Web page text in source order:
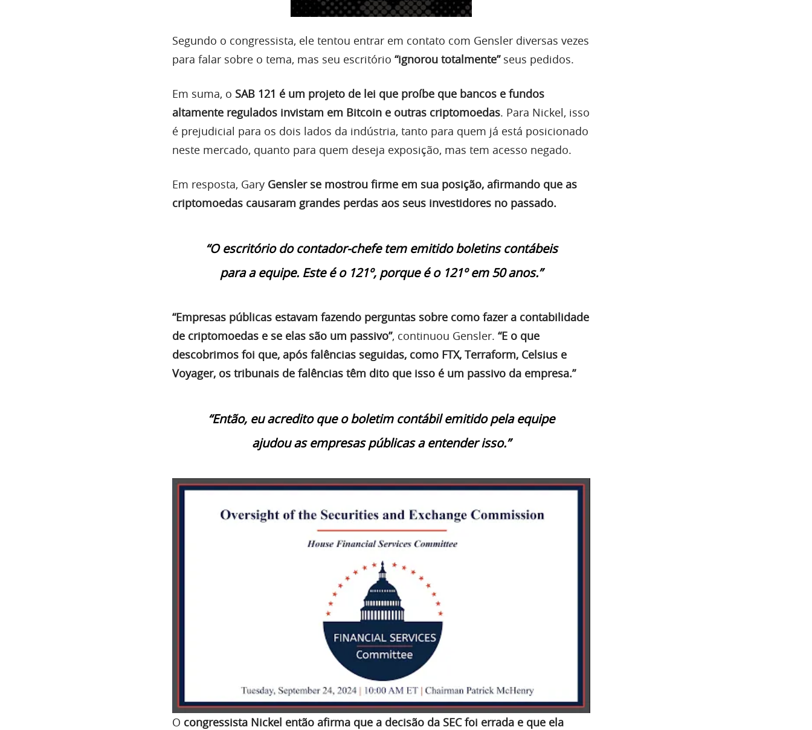
Segundo o congressista, ele tentou entrar em contato com Gensler diversas vezes
para falar sobre o tema, mas seu escritório “ignorou totalmente”seus pedidos.
Em suma, o SAB 121 é um projeto de lei que proíbe que bancos e fundos
altamente regulados invistam em Bitcoin e outras criptomoedas. Para Nickel, isso
é prejudicial para os dois lados da indústria, tanto para quem já está posicionado
neste mercado, quanto para quem deseja exposição, mas tem acesso negado.
Em resposta, Gary Gensler se mostrou firme em sua posição, afirmando que as
criptomoedas causaram grandes perdas aos seus investidores no passado.
“O escritório do contador-chefe tem emitido boletins contábeis
para a equipe. Este é o 121º, porque é o 121º em 50 anos.”
“Empresas públicas estavam fazendo perguntas sobre como fazer a contabilidade
de criptomoedas e se elas são um passivo”, continuou Gensler. “E o que
descobrimos foi que, após falências seguidas, como FTX, Terraform, Celsius e
Voyager, os tribunais de falências têm dito que isso é um passivo da empresa.”
“Então, eu acredito que o boletim contábil emitido pela equipe
ajudou as empresas públicas a entender isso.”
O congressista Nickel então afirma que a decisão da SEC foi errada e que ela